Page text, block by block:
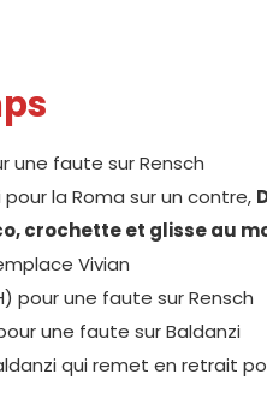
une faute sur Rensch
pour la Roma sur un contre,
crochette et glisse au
Vivian
pour une faute sur Rensch
une faute sur Baldanzi
qui remet en retrait